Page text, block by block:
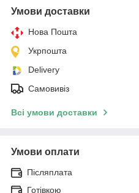
Умови доставки
Нова Пошта
Укрпошта
Delivery
Самовивіз
Всі умови доставки
Умови оплати
Післяплата
Готівкою